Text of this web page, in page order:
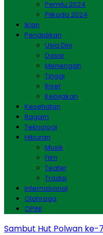
Pemilu 2024
Pilkada 2024
Iklan
Pendidikan
Usia Dini
Dasar
Menengah
Tinggi
Riset
Kebijakan
Kesehatan
Ragam
Teknologi
Hiburan
Musik
Film
Teater
Tradisi
Internasional
Olahraga
OPINI
Sambut Hut Polwan ke-